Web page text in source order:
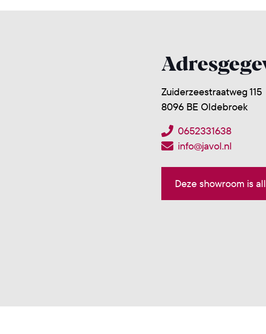
Zuiderzeestraatweg 115
8096 BE Oldebroek
0652331638
info@javol.nl
Deze showroom is